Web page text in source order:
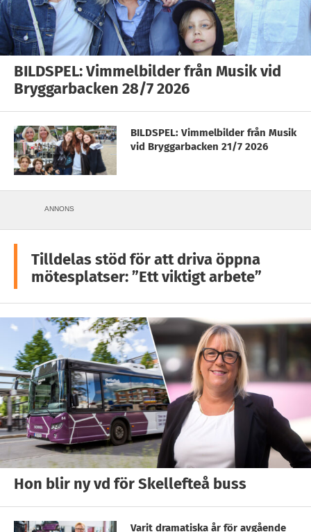
BILDSPEL: Vimmelbilder från Musik vid
Bryggarbacken 28/7 2026
BILDSPEL: Vimmelbilder från Musik
vid Bryggarbacken 21/7 2026
ANNONS
Tilldelas stöd för att driva öppna
mötesplatser: ”Ett viktigt arbete”
Hon blir ny vd för Skellefteå buss
Varit dramatiska år för avgående